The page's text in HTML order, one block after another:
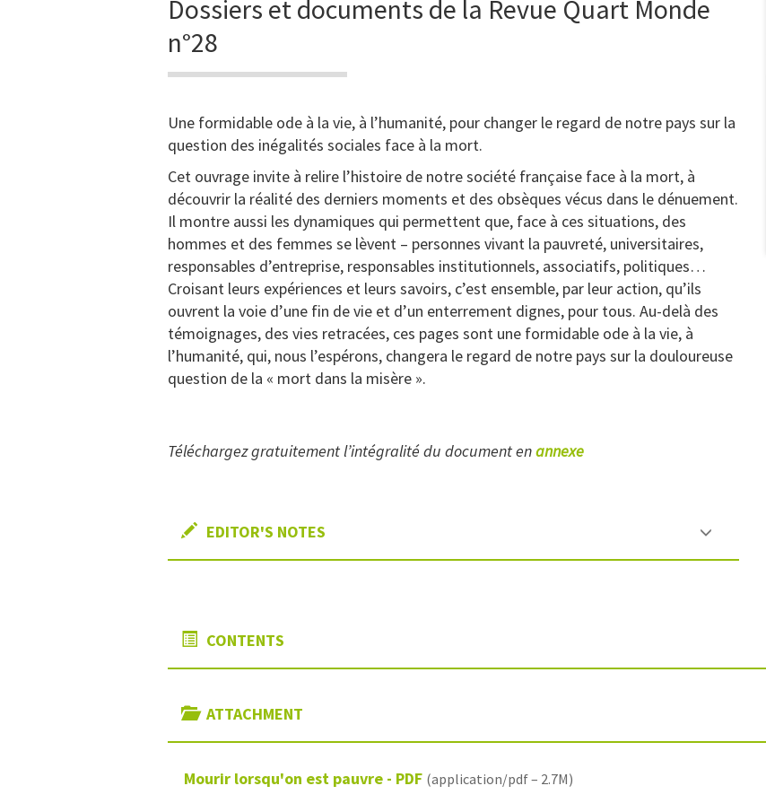
Dossiers et documents de la Revue Quart Monde
n°28
Une formidable ode à la vie, à l’humanité, pour changer le regard de notre pays sur la
question des inégalités sociales face à la mort.
Cet ouvrage invite à relire l’histoire de notre société française face à la mort, à
découvrir la réalité des derniers moments et des obsèques vécus dans le dénuement.
Il montre aussi les dynamiques qui permettent que, face à ces situations, des
hommes et des femmes se lèvent – personnes vivant la pauvreté, universitaires,
responsables d’entreprise, responsables institutionnels, associatifs, politiques…
Croisant leurs expériences et leurs savoirs, c’est ensemble, par leur action, qu’ils
ouvrent la voie d’une fin de vie et d’un enterrement dignes, pour tous. Au-delà des
témoignages, des vies retracées, ces pages sont une formidable ode à la vie, à
l’humanité, qui, nous l’espérons, changera le regard de notre pays sur la douloureuse
question de la « mort dans la misère ».
Téléchargez gratuitement l’intégralité du document enannexe
EDITOR'S NOTES
CONTENTS
ATTACHMENT
Mourir lorsqu'on est pauvre - PDF (application/pdf – 2.7M)